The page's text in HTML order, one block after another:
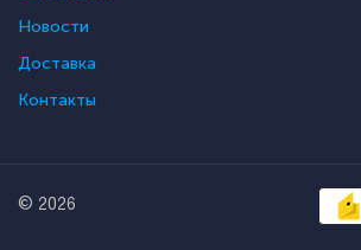
Новости
Доставка
Контакты
© 2026